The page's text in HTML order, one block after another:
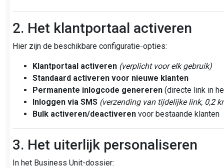
2. Het klantportaal activeren
Hier zijn de beschikbare configuratie-opties:
Klantportaal activeren (verplicht voor elk gebruik)
Standaard activeren voor nieuwe klanten
Permanente inlogcode genereren (directe link in
Inloggen via SMS (verzending van tijdelijke link, 0,2
Bulk activeren/deactiveren voor bestaande klanten
3. Het uiterlijk personaliseren
In het Business Unit-dossier: